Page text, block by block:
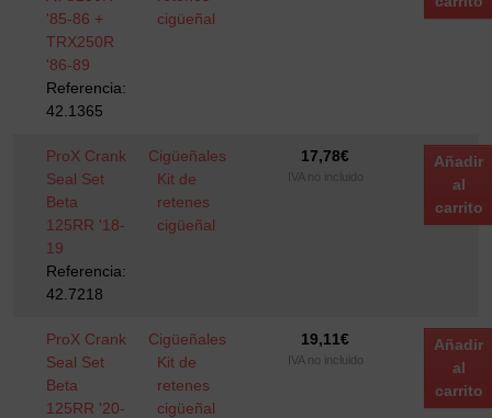
'85-86 +
TRX250R
'86-89
Referencia:
42.1365
cigüeñal
ProX Crank
Seal Set
Beta
125RR '18-
19
Referencia:
42.7218
Cigüeñales
Kit de
retenes
cigüeñal
17,78€
IVA no incluido
Añadir
al
carrito
ProX Crank
Seal Set
Beta
125RR '20-
Cigüeñales
Kit de
retenes
cigüeñal
19,11€
IVA no incluido
Añadir
al
carrito